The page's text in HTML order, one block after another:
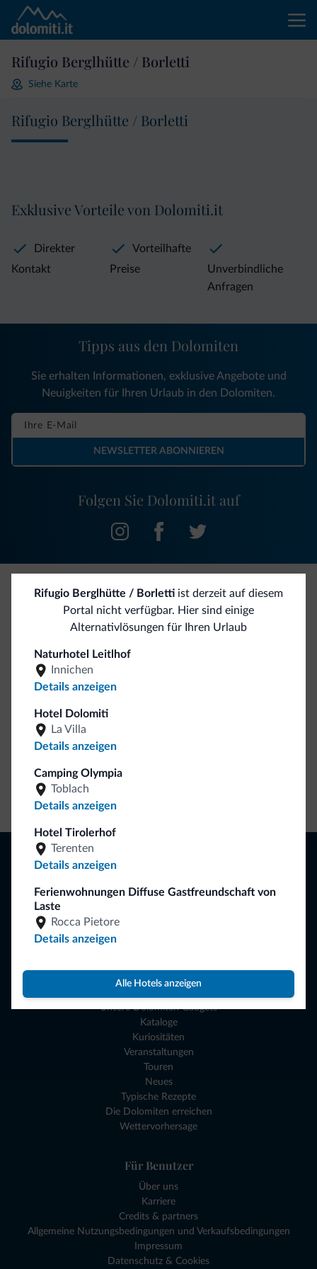
Rifugio Berglhütte / Borletti
Siehe Karte
Rifugio Berglhütte / Borletti
Rifugio Berglhütte / Borletti ist derzeit auf diesem
Portal nicht verfügbar. Hier sind einige
Alternativlösungen für Ihren Urlaub
Naturhotel Leitlhof
Innichen
Details anzeigen
Hotel Dolomiti
La Villa
Details anzeigen
Camping Olympia
Toblach
Details anzeigen
Hotel Tirolerhof
Terenten
Details anzeigen
Ferienwohnungen Diffuse Gastfreundschaft von
Laste
Rocca Pietore
Details anzeigen
Alle Hotels anzeigen
Exklusive Vorteile von Dolomiti.it
Direkter
Kontakt
Vorteilhafte
Preise
Unverbindliche
Anfragen
Folgen Sie Dolomiti.it auf
Tipps aus den Dolomiten
Sie erhalten Informationen, exklusive Angebote und
Neuigkeiten für Ihren Urlaub in den Dolomiten.
NEWSLETTER ABONNIEREN
Seien Sie originell, entdecken Sie die neue
Kollektion
So viele von Ihnen haben uns gefragt. Die neue Kollektion
von Dolomiti.it ist da!
Lokale Geschäfte
Planen Sie Ihren Urlaub
Unsere Dolomiten Gadgets
Kataloge
Kuriositäten
Veranstaltungen
Touren
Neues
Typische Rezepte
Die Dolomiten erreichen
Wettervorhersage
Für Benutzer
Über uns
Karriere
Credits & partners
Allgemeine Nutzungsbedingungen und Verkaufsbedingungen
Impressum
Datenschutz & Cookies